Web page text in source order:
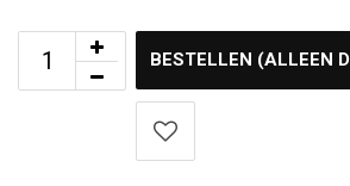
BESTELLEN (ALLEEN